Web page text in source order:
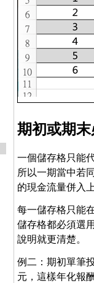
期初或期
一個儲存格只能
所以一期當中若
的現金流量併入
每一儲存格只能
儲存格都必須選
說明就更清楚。
例二：期初單筆
元，這樣年化報